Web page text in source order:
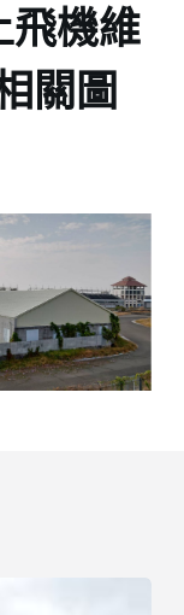
飛機維
關圖